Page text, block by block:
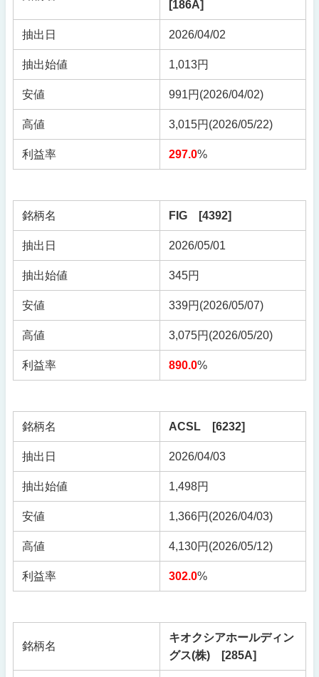
[186A]
抽出日 2026/04/02
抽出始値 1,013円
安値 991円(2026/04/02)
高値 3,015円(2026/05/22)
利益率 297.0%
銘柄名 FIG [4392]
抽出日 2026/05/01
抽出始値 345円
安値 339円(2026/05/07)
高値 3,075円(2026/05/20)
利益率 890.0%
銘柄名 ACSL [6232]
抽出日 2026/04/03
抽出始値 1,498円
安値 1,366円(2026/04/03)
高値 4,130円(2026/05/12)
利益率 302.0%
銘柄名
キオクシアホールディン
グス(株) [285A]